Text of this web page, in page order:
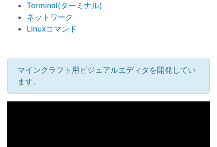
Terminal(ターミナル)
ネットワーク
Linuxコマンド
マインクラフト用ビジュアルエディタを開発してい
ます。